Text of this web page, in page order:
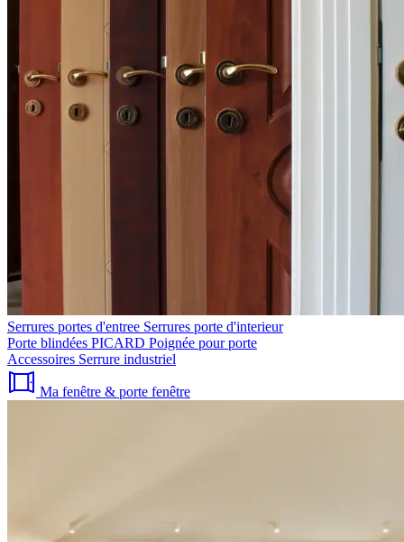
Serrures portes d'entree Serrures porte d'interieur
Porte blindées PICARD Poignée pour porte
Accessoires Serrure industriel
Ma fenêtre & porte fenêtre